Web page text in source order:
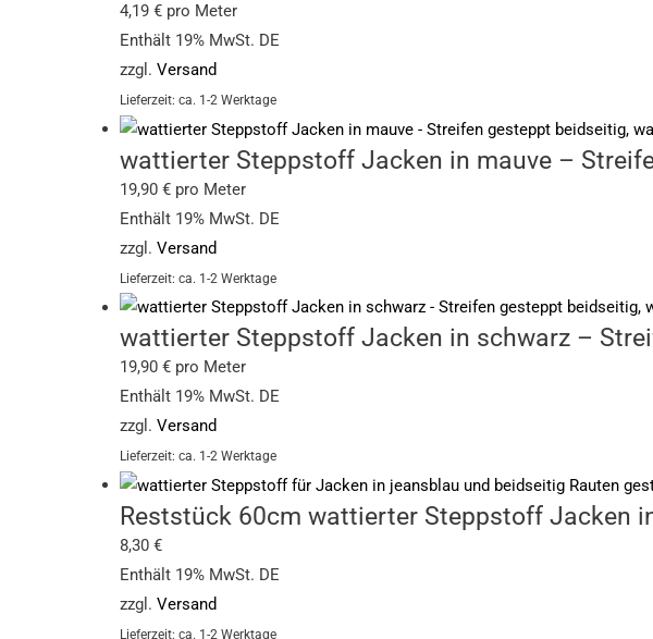
4,19 € pro Meter
Enthält 19% MwSt. DE
zzgl. Versand
Lieferzeit: ca. 1-2 Werktage
wattierter Steppstoff Jacken in mauve –
19,90 € pro Meter
Enthält 19% MwSt. DE
zzgl. Versand
Lieferzeit: ca. 1-2 Werktage
wattierter Steppstoff Jacken in schwarz –
19,90 € pro Meter
Enthält 19% MwSt. DE
zzgl. Versand
Lieferzeit: ca. 1-2 Werktage
Reststück 60cm wattierter Steppstoff Jacken
8,30 €
Enthält 19% MwSt. DE
zzgl. Versand
Lieferzeit: ca. 1-2 Werktage